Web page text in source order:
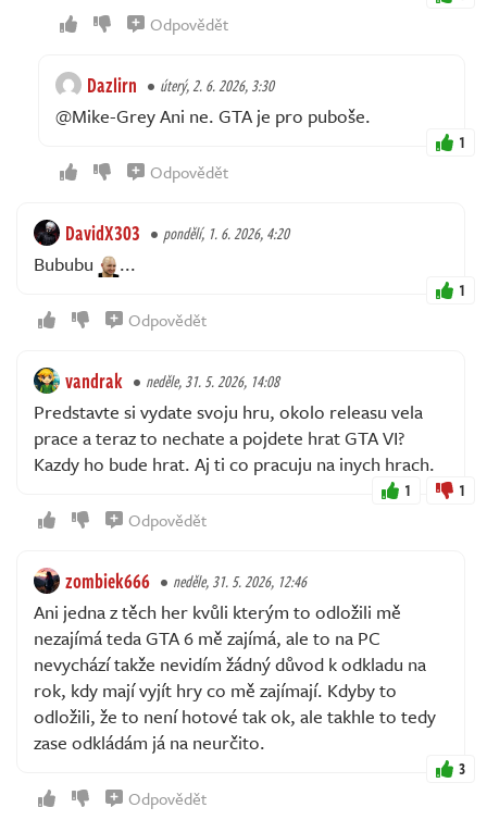
Odpovědět
Dazlirn úterý, 2. 6. 2026, 3:30
@Mike-Grey Ani ne. GTA je pro puboše.
1
Odpovědět
DavidX303 pondělí, 1. 6. 2026, 4:20
Bububu ...
1
Odpovědět
vandrak neděle, 31. 5. 2026, 14:08
Predstavte si vydate svoju hru, okolo releasu vela
prace a teraz to nechate a pojdete hrat GTA VI?
Kazdy ho bude hrat. Aj ti co pracuju na inych hrach.
1 1
Odpovědět
zombiek666 neděle, 31. 5. 2026, 12:46
Ani jedna z těch her kvůli kterým to odložili mě
nezajímá teda GTA 6 mě zajímá, ale to na PC
nevychází takže nevidím žádný důvod k odkladu na
rok, kdy mají vyjít hry co mě zajímají. Kdyby to
odložili, že to není hotové tak ok, ale takhle to tedy
zase odkládám já na neurčito.
3
Odpovědět